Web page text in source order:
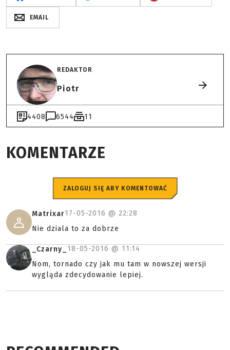
EMAIL
REDAKTOR
Piotr
4408 6544 11
KOMENTARZE
ZALOGUJ SIĘ ABY KOMENTOWAĆ
Matrixar17-05-2016 @ 22:28
Nie dziala to za dobrze
_Czarny_ 18-05-2016 @ 11:14
Nom, tornado czy jak mu tam w nowszej wersji
wygląda zdecydowanie lepiej.